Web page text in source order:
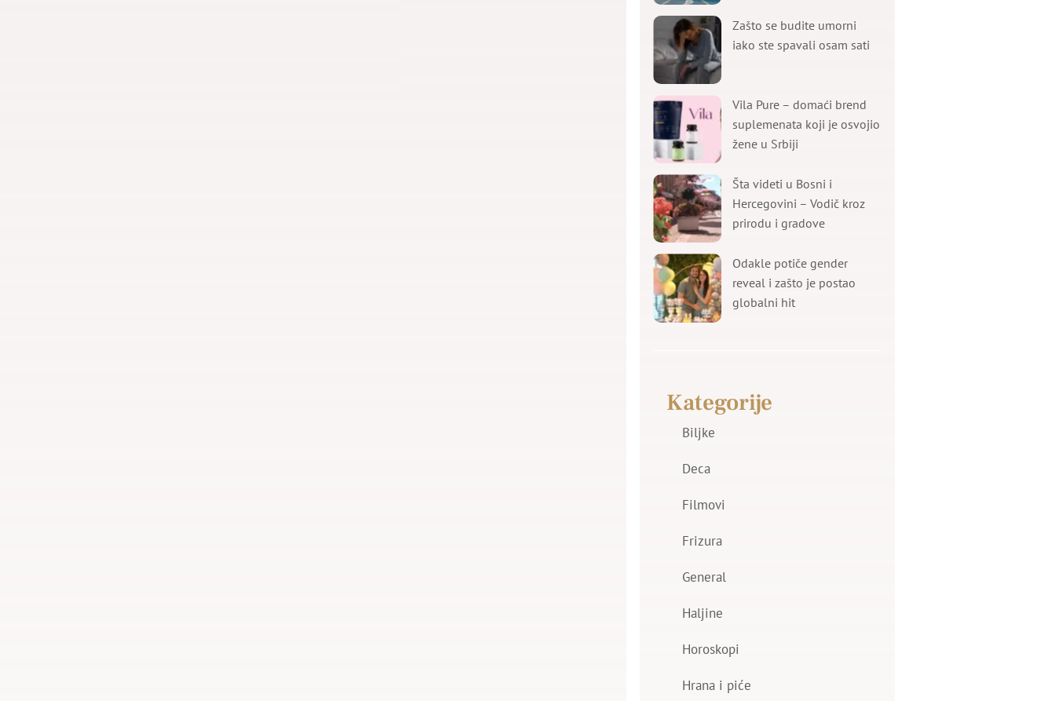
Zašto se budite umorni
iako ste spavali osam sati
Vila Pure – domaći brend
suplemenata koji je osvojio
žene u Srbiji
Šta videti u Bosni i
Hercegovini – Vodič kroz
prirodu i gradove
Odakle potiče gender
reveal i zašto je postao
globalni hit
Kategorije
Biljke
Deca
Filmovi
Frizura
General
Haljine
Horoskopi
Hrana i piće